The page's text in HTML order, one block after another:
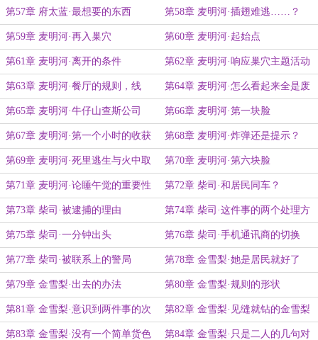
休猎人
第57章 府太蓝·最想要的东西 第58章 麦明河·插翅难逃……？
第59章 麦明河·再入巢穴 第60章 麦明河·起始点
第61章 麦明河·离开的条件 第62章 麦明河·响应巢穴主题活动
的脸
第63章 麦明河·餐厅的规则，线
索，与提示
第64章 麦明河·怎么看起来全是废
话啊
第65章 麦明河·牛仔山查斯公司 第66章 麦明河·第一块脸
第67章 麦明河·第一个小时的收获 第68章 麦明河·炸弹还是提示？
第69章 麦明河·死里逃生与火中取
栗
第70章 麦明河·第六块脸
第71章 麦明河·论睡午觉的重要性 第72章 柴司·和居民同车？
第73章 柴司·被逮捕的理由 第74章 柴司·这件事的两个处理方
案
第75章 柴司·一分钟出头 第76章 柴司·手机通讯商的切换
第77章 柴司·被联系上的警局 第78章 金雪梨·她是居民就好了
第79章 金雪梨·出去的办法 第80章 金雪梨·规则的形状
第81章 金雪梨·意识到两件事的次
序
第82章 金雪梨·见缝就钻的金雪梨
第83章 金雪梨·没有一个简单货色 第84章 金雪梨·只是二人的几句对